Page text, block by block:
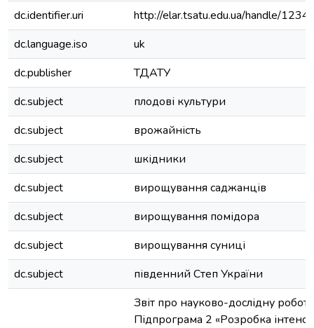
dc.identifier.uri
http://elar.tsatu.edu.ua/handle/
dc.language.iso
uk
dc.publisher
ТДАТУ
dc.subject
плодові культури
dc.subject
врожайність
dc.subject
шкідники
dc.subject
вирощування саджанців
dc.subject
вирощування помідора
dc.subject
вирощування суниці
dc.subject
південний Степ України
Звіт про науково-дослідну
Підпрограма 2 «Розробка